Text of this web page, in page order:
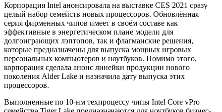
Корпорация Intel анонсировала на выставке CES 2021 сразу
целый набор семейств новых процессоров. Обновлённая
серия фирменных чипов имеет в своём составе как
эффективные в энергетическом плане модели для
долгоиграющих лэптопов, так и флагманские решения,
которые предназначены для выпуска мощных игровых
персональных компьютеров и ноутбуков. Помимо этого,
корпорация сделала анонс линейки продукции нового
поколения Alder Lake и назначила дату выпуска этих
процессоров.
Выполненные по 10-нм техпроцессу чипы Intel Core vPro